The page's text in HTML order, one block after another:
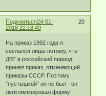
Поделиться 20
24-01-
2018 22:18:49
На приказ 1992 года я
сослался лишь потому, что
ДВТ в российский период
принял приказ, отменяющий
приказы СССР. Поэтому
"пустышкой" он не был - он
легитимизировал форму